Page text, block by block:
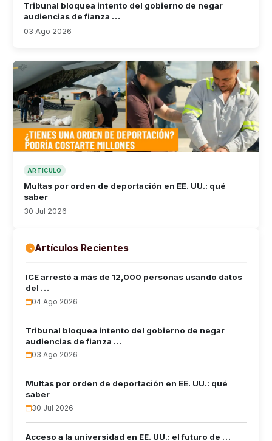
Tribunal bloquea intento del gobierno de negar
audiencias de fianza …
03 Ago 2026
ARTÍCULO
Multas por orden de deportación en EE. UU.: qué
saber
30 Jul 2026
Artículos Recientes
ICE arrestó a más de 12,000 personas usando datos
del …
04 Ago 2026
Tribunal bloquea intento del gobierno de negar
audiencias de fianza …
03 Ago 2026
Multas por orden de deportación en EE. UU.: qué
saber
30 Jul 2026
Acceso a la universidad en EE. UU.: el futuro de …